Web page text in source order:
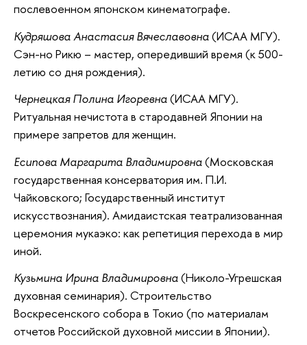
послевоенном японском кинематографе.
Кудряшова Анастасия Вячеславовна(ИСАА МГУ).
Сэн-но Рикю – мастер, опередивший время (к 500-
летию со дня рождения).
Чернецкая Полина Игоревна(ИСАА МГУ).
Ритуальная нечистота в стародавней Японии на
примере запретов для женщин.
Есипова Маргарита Владимировна(Московская
государственная консерватория им. П.И.
Чайковского; Государственный институт
искусствознания). Амидаистская театрализованная
церемония мукаэко: как репетиция перехода в мир
иной.
Кузьмина Ирина Владимировна(Николо-Угрешская
духовная семинария). Строительство
Воскресенского собора в Токио (по материалам
отчетов Российской духовной миссии в Японии).